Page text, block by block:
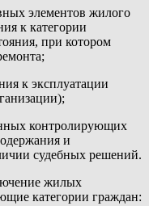
элементов жилого
к категории
при котором
к эксплуатации
контролирующих
и
судебных решений.
жилых
категории граждан: